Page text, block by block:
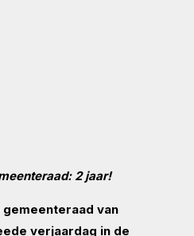
2 jaar!
van
verjaardag in de